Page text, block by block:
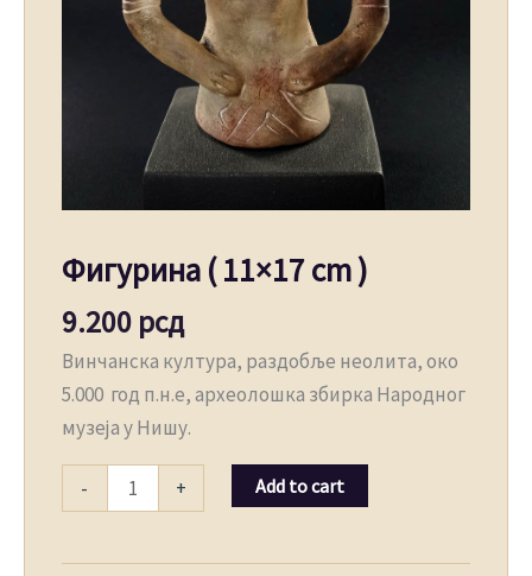
Фигурина ( 11×17 cm )
9.200 рсд
Винчанска култура, раздобље неолита, око
5.000 год п.н.е, археолошка збирка Народног
музеја у Нишу.
- + Add to cart